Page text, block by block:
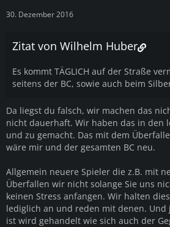
30. Dezember 2016
Zitat von Wilhelm Huber
Es kommt TÄGLICH auf der Straße
seitens der BC, sowie auch beim
Da liegst du falsch, wir machen das
nicht dauerhaft. Wir haben das in den
und zu gemacht. Das mit dem
wäre mir und der gesamten BC neu.
Allgemein neuere Spieler die z.B. mit
Überfallen wir nicht solange Sie uns
keinen Stress anfangen. Wir halten
lediglich an und reden mit denen. Und
ist wird gehandelt wie sich auch der